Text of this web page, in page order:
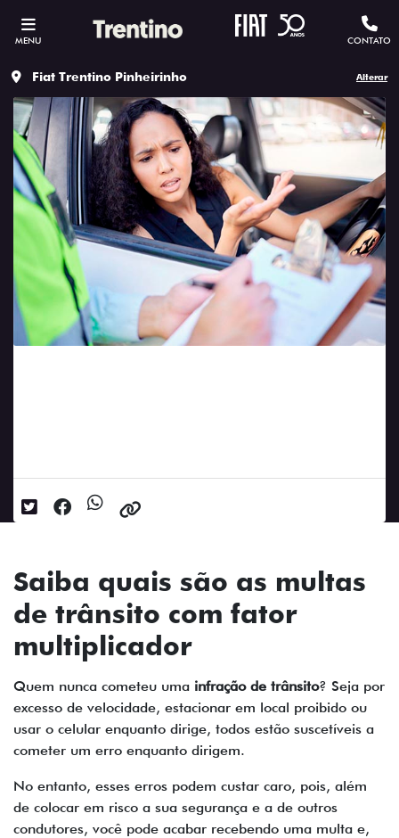
MENU CONTATO
Fiat Trentino Pinheirinho Alterar
Saiba quais são as multas
de trânsito com fator
multiplicador
Quem nunca cometeu uma infração de trânsito? Seja por
excesso de velocidade, estacionar em local proibido ou
usar o celular enquanto dirige, todos estão suscetíveis a
cometer um erro enquanto dirigem.
No entanto, esses erros podem custar caro, pois, além
de colocar em risco a sua segurança e a de outros
condutores, você pode acabar recebendo uma multa e,